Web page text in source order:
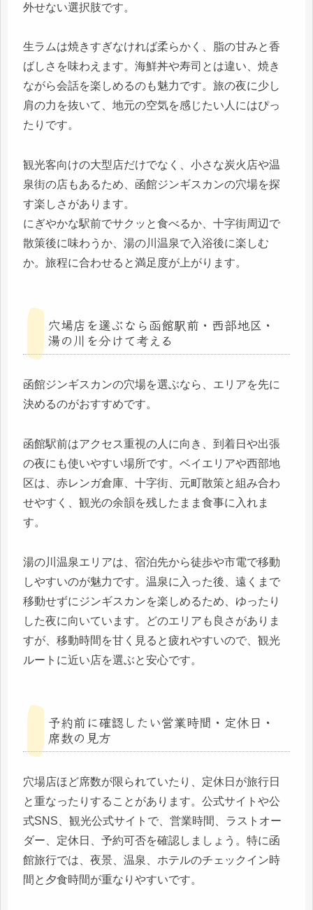
外せない選択肢です。
生ラムは焼きすぎなければ柔らかく、脂の甘みと香
ばしさを味わえます。海鮮丼や寿司とは違い、焼き
ながら会話を楽しめるのも魅力です。旅の夜に少し
肩の力を抜いて、地元の空気を感じたい人にはぴっ
たりです。
観光客向けの大型店だけでなく、小さな炭火店や温
泉街の店もあるため、函館ジンギスカンの穴場を探
す楽しさがあります。
にぎやかな駅前でサクッと食べるか、十字街周辺で
散策後に味わうか、湯の川温泉で入浴後に楽しむ
か。旅程に合わせると満足度が上がります。
穴場店を選ぶなら函館駅前・西部地区・
湯の川を分けて考える
函館ジンギスカンの穴場を選ぶなら、エリアを先に
決めるのがおすすめです。
函館駅前はアクセス重視の人に向き、到着日や出張
の夜にも使いやすい場所です。ベイエリアや西部地
区は、赤レンガ倉庫、十字街、元町散策と組み合わ
せやすく、観光の余韻を残したまま食事に入れま
す。
湯の川温泉エリアは、宿泊先から徒歩や市電で移動
しやすいのが魅力です。温泉に入った後、遠くまで
移動せずにジンギスカンを楽しめるため、ゆったり
した夜に向いています。どのエリアも良さがありま
すが、移動時間を甘く見ると疲れやすいので、観光
ルートに近い店を選ぶと安心です。
予約前に確認したい営業時間・定休日・
席数の見方
穴場店ほど席数が限られていたり、定休日が旅行日
と重なったりすることがあります。公式サイトや公
式SNS、観光公式サイトで、営業時間、ラストオー
ダー、定休日、予約可否を確認しましょう。特に函
館旅行では、夜景、温泉、ホテルのチェックイン時
間と夕食時間が重なりやすいです。